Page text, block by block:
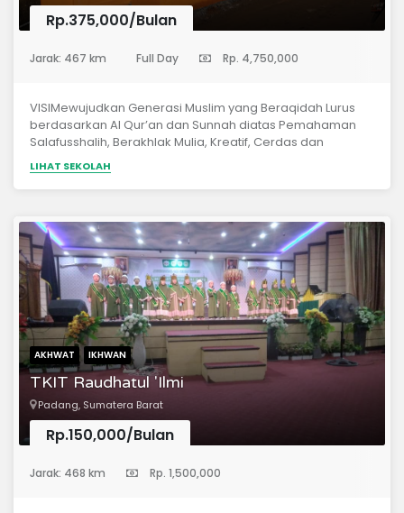
Rp.375,000/Bulan
Jarak: 467 km Full Day Rp. 4,750,000
VISIMewujudkan Generasi Muslim yang Beraqidah Lurus
berdasarkan Al Qur’an dan Sunnah diatas Pemahaman
Salafusshalih, Berakhlak Mulia, Kreatif, Cerdas dan
Mandiri.MISIMenanamkan aqidah yang lurus berdasarkan
Al Qur’an dan Sunnah diatas pemahaman Salafus Shalih
secara terpadu dalam segala aktifitas belajar mengajar
segala aktifitas belajar mengajar anak.Membiasakan
anak membaca dan menghafal Al-Qur’an.Memfasilitasi
kegiatan belajar yang aktif dan menyenangkan sesuai
dengan tahapan perkembangan, minat, dan potensi
anak.Mengoptimalkan tumbuh kembang anak untuk
menunjang perkembangan
intelektualnya.Mengembangkan kemandirian anak
melalui kegiatan life skill.
LIHAT SEKOLAH
AKHWAT IKHWAN
TKIT Raudhatul 'Ilmi
Padang, Sumatera Barat
Rp.150,000/Bulan
Jarak: 468 km Rp. 1,500,000